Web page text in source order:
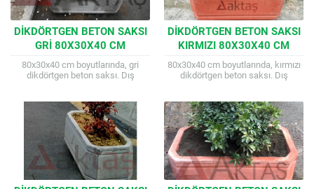
DIKDÖRTGEN BETON SAKSI
GRI 80X30X40 CM
80x30x40 cm boyutlarında, gri
dikdörtgen beton saksı. Dış
seçenekleri mevcuttur....
DIKDÖRTGEN BETON SAKSI
KIRMIZI 80X30X40 CM
80x30x40 cm boyutlarında, kırmızı
dikdörtgen beton saksı. Dış
seçenekleri mevcuttur....